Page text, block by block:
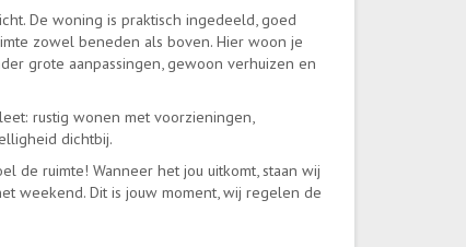
De woning is praktisch ingedeeld, goed
zowel beneden als boven. Hier woon je
grote aanpassingen, gewoon verhuizen en
rustig wonen met voorzieningen,
dichtbij.
de ruimte! Wanneer het jou uitkomt, staan wij
weekend. Dit is jouw moment, wij regelen de